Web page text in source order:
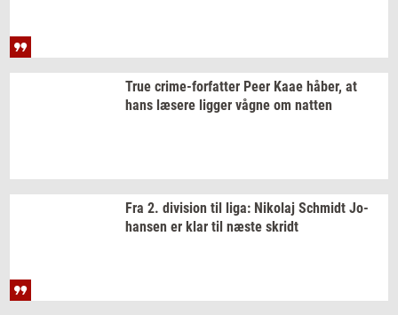
True crime-​forfatter Peer Kaae håber, at
hans læ­se­re lig­ger vågne om nat­ten
Fra 2. di­vi­sion til liga: Ni­ko­laj Sch­midt Jo­
han­sen er klar til næste skridt